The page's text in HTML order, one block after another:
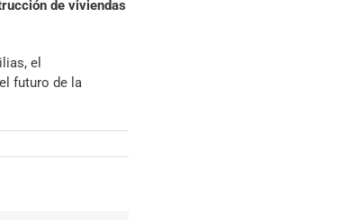
de viviendas
el
futuro de la